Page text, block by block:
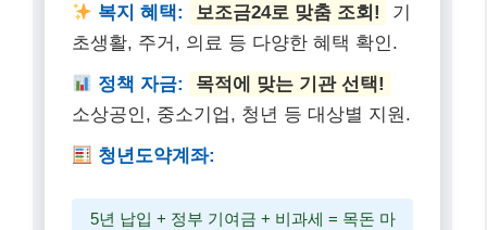
복지 혜택: 보조금24로 맞춤 조회!
기
초생활, 주거, 의료 등 다양한 혜택 확인.
정책 자금:
목적에 맞는 기관 선택!
소상공인, 중소기업, 청년 등 대상별 지원.
청년도약계좌:
5년 납입 + 정부 기여금 + 비과세 = 목돈 마